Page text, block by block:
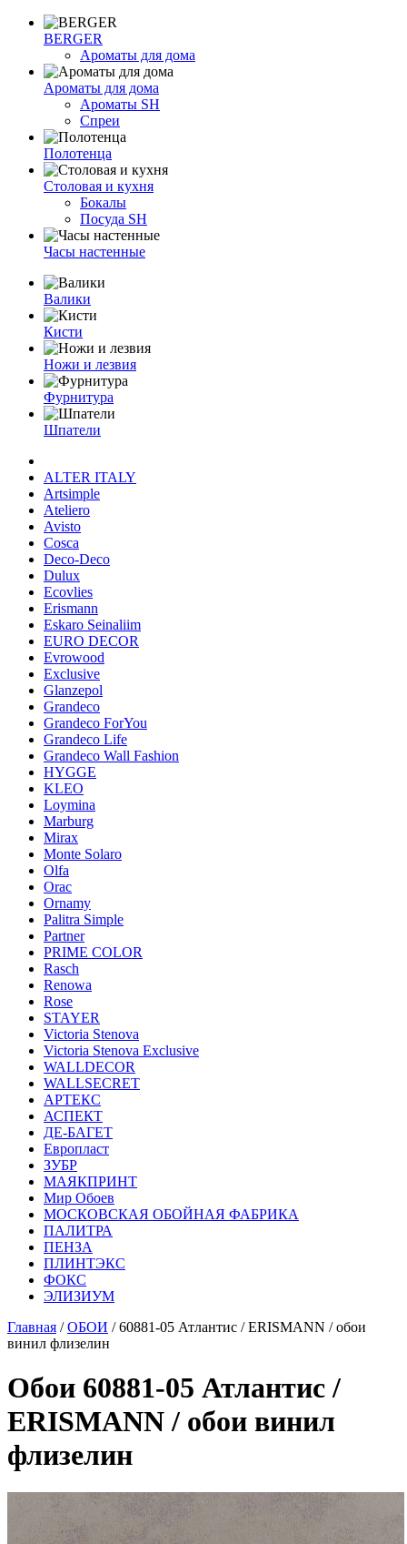
BERGER
Ароматы для дома
Ароматы для дома
Ароматы SH
Спреи
Полотенца
Столовая и кухня
Бокалы
Посуда SH
Часы настенные
Валики
Кисти
Ножи и лезвия
Фурнитура
Шпатели
ALTER ITALY
Artsimple
Ateliero
Avisto
Cosca
Deco-Deco
Dulux
Ecovlies
Erismann
Eskaro Seinaliim
EURO DECOR
Evrowood
Exclusive
Glanzepol
Grandeco
Grandeco ForYou
Grandeco Life
Grandeco Wall Fashion
HYGGE
KLEO
Loymina
Marburg
Mirax
Monte Solaro
Olfa
Orac
Ornamy
Palitra Simple
Partner
PRIME COLOR
Rasch
Renowa
Rose
STAYER
Victoria Stenova
Victoria Stenova Exclusive
WALLDECOR
WALLSECRET
АРТЕКС
АСПЕКТ
ДЕ-БАГЕТ
Европласт
ЗУБР
МАЯКПРИНТ
Мир Обоев
МОСКОВСКАЯ ОБОЙНАЯ ФАБРИКА
ПАЛИТРА
ПЕНЗА
ПЛИНТЭКС
ФОКС
ЭЛИЗИУМ
Главная /ОБОИ / 60881-05 Атлантис / ERISMANN / обои
винил флизелин
Обои 60881-05 Атлантис /
ERISMANN / обои винил
флизелин